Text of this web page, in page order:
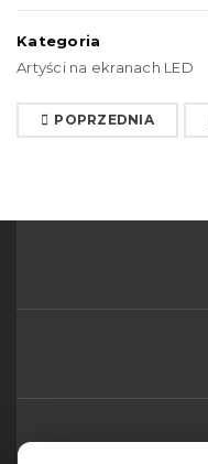
Kategoria
Artyści na ekranach LED
POPRZEDNIA